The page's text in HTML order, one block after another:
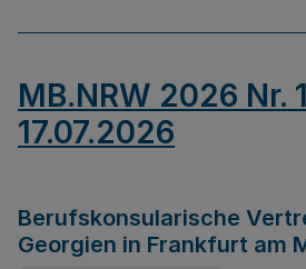
MB.NRW 2026 Nr.
17.07.2026
Berufskonsularische
Georgien in Frankfurt am